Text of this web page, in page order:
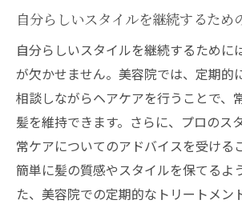
自分らしいスタイルを継続するため
自分らしいスタイルを継続するために
が欠かせません。美容院では、定期的
相談しながらヘアケアを行うことで、
髪を維持できます。さらに、プロのス
常ケアについてのアドバイスを受ける
簡単に髪の質感やスタイルを保てるよ
た、美容院での定期的なトリートメン